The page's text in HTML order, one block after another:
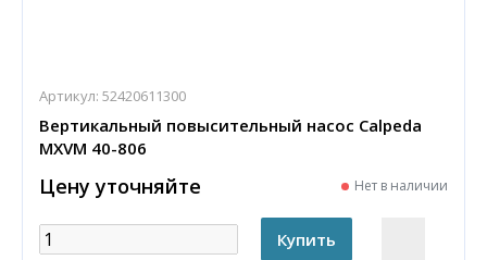
Артикул: 52420611300
Вертикальный повысительный насос Calpeda
MXVM 40-806
Цену уточняйте Нет в наличии